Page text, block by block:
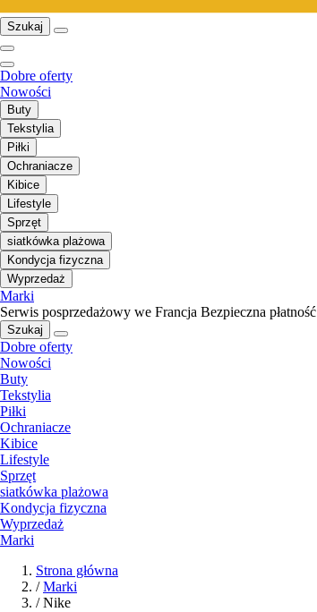
Szukaj
Dobre oferty
Nowości
Buty
Tekstylia
Piłki
Ochraniacze
Kibice
Lifestyle
Sprzęt
siatkówka plażowa
Kondycja fizyczna
Wyprzedaż
Marki
Serwis posprzedażowy we Francja Bezpieczna płatność
Szukaj
Dobre oferty
Nowości
Buty
Tekstylia
Piłki
Ochraniacze
Kibice
Lifestyle
Sprzęt
siatkówka plażowa
Kondycja fizyczna
Wyprzedaż
Marki
Strona główna
/ Marki
/ Nike